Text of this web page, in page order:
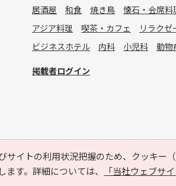
イトの利用状況把握のため、クッキー
す。詳細については、
「当社ウェブサ
居酒屋
和食 焼き鳥 懐石・会席料
アジア料理
喫茶・カフェ リラクゼ
ビジネスホテル
内科 小児科 動物
掲載者ログイン
HYOJITO.Co.,Ltd. All Rights Reserved.